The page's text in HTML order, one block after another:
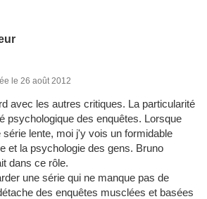
le 26 août 2012
avec les autres critiques. La particularité
psychologique des enquêtes. Lorsque
lente, moi j'y vois un formidable
et la psychologie des gens. Bruno
dans ce rôle.
une série qui ne manque pas de
des enquêtes musclées et basées